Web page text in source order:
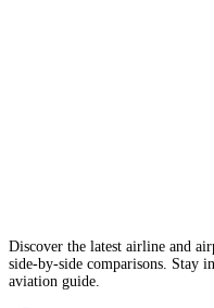
Discover the latest airline and
side-by-side comparisons. Stay
aviation guide.